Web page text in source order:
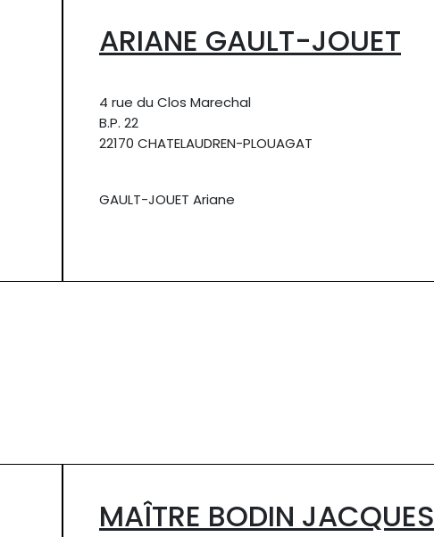
ARIANE GAULT-JOUET
4 rue du Clos Marechal
B.P. 22
22170 CHATELAUDREN-PLOUAGAT
GAULT-JOUET Ariane
MAÎTRE BODIN JACQUES